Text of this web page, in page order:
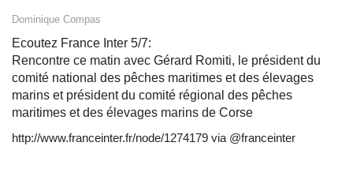
Dominique Compas
Ecoutez France Inter 5/7:
Rencontre ce matin avec Gérard Romiti, le président du
comité national des pêches maritimes et des élevages
marins et président du comité régional des pêches
maritimes et des élevages marins de Corse
http://www.franceinter.fr/node/1274179 via @franceinter